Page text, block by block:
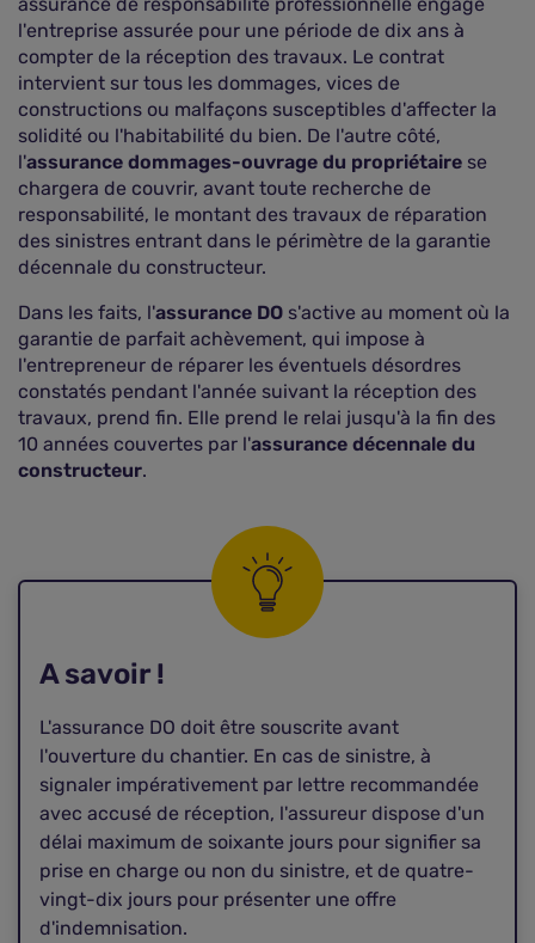
l'entreprise assurée pour une période de dix ans à
compter de la réception des travaux. Le contrat
intervient sur tous les dommages, vices de
constructions ou malfaçons susceptibles d'affecter la
solidité ou l'habitabilité du bien. De l'autre côté,
l'assurance dommages-ouvrage du propriétaire se
chargera de couvrir, avant toute recherche de
responsabilité, le montant des travaux de réparation
des sinistres entrant dans le périmètre de la garantie
décennale du constructeur.
Dans les faits, l'assurance DO s'active au moment où la
garantie de parfait achèvement, qui impose à
l'entrepreneur de réparer les éventuels désordres
constatés pendant l'année suivant la réception des
travaux, prend fin. Elle prend le relai jusqu'à la fin des
10 années couvertes par l'assurance décennale du
constructeur.
A savoir !
L'assurance DO doit être souscrite avant
l'ouverture du chantier. En cas de sinistre, à
signaler impérativement par lettre recommandée
avec accusé de réception, l'assureur dispose d'un
délai maximum de soixante jours pour signifier sa
prise en charge ou non du sinistre, et de quatre-
vingt-dix jours pour présenter une offre
d'indemnisation.